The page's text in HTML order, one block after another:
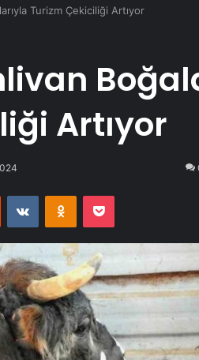
Turizm Çekiciliği Artıyor
Artıyor
Reddit VKontakteOdnoklassniki
Pocket